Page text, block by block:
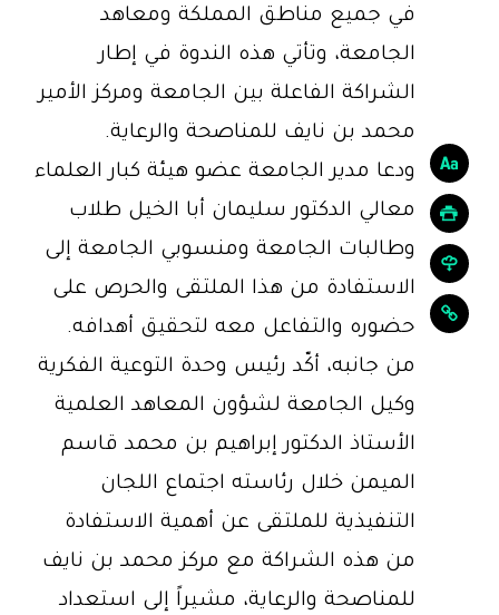
في جميع مناطق المملكة ومعاهد
الجامعة، وتأتي هذه الندوة في إطار
الشراكة الفاعلة بين الجامعة ومركز الأمير
محمد بن نايف للمناصحة والرعاية.
ودعا مدير الجامعة عضو هيئة كبار العلماء
معالي الدكتور سليمان أبا الخيل طلاب
وطالبات الجامعة ومنسوبي الجامعة إلى
الاستفادة من هذا الملتقى والحرص على
حضوره والتفاعل معه لتحقيق أهدافه.
من جانبه، أكّد رئيس وحدة التوعية الفكرية
وكيل الجامعة لشؤون المعاهد العلمية
الأستاذ الدكتور إبراهيم بن محمد قاسم
الميمن خلال رئاسته اجتماع اللجان
التنفيذية للملتقى عن أهمية الاستفادة
من هذه الشراكة مع مركز محمد بن نايف
للمناصحة والرعاية، مشيراً إلى استعداد